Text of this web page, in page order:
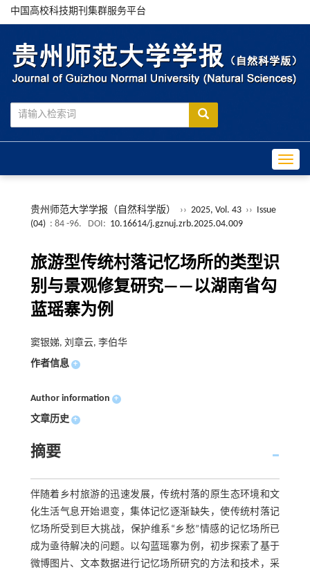
中国高校科技期刊集群服务平台
贵州师范大学学报（自然科学版） ›› 2025, Vol. 43 ››
Issue
(04) : 84 -96. DOI: 10.16614/j.gznuj.zrb.2025.04.009
旅游型传统村落记忆场所的类型识
别与景观修复研究——以湖南省勾
蓝瑶寨为例
窦银娣, 刘章云, 李伯华
作者信息 +
Author information +
文章历史 +
摘要
伴随着乡村旅游的迅速发展，传统村落的原生态环境和文
化生活气息开始退变，集体记忆逐渐缺失，使传统村落记
忆场所受到巨大挑战，保护维系“乡愁”情感的记忆场所已
成为亟待解决的问题。以勾蓝瑶寨为例，初步探索了基于
微博图片、文本数据进行记忆场所研究的方法和技术，采